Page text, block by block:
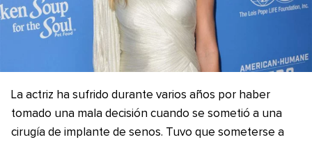
La actriz ha sufrido durante varios años por haber
tomado una mala decisión cuando se sometió a una
cirugía de implante de senos. Tuvo que someterse a